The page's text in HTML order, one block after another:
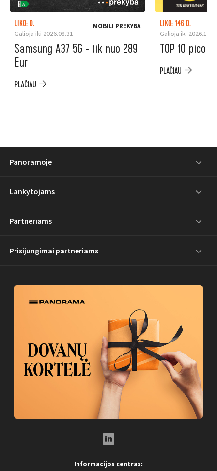
LIKO: D.
Galioja iki 2026.08.31
MOBILI PREKYBA
Samsung A37 5G - tik nuo 289
Eur
PLAČIAU
LIKO: 146 D.
Galioja iki
TOP 10
PLAČIAU
Panoramoje
Lankytojams
Partneriams
Prisijungimai partneriams
Informacijos centras: